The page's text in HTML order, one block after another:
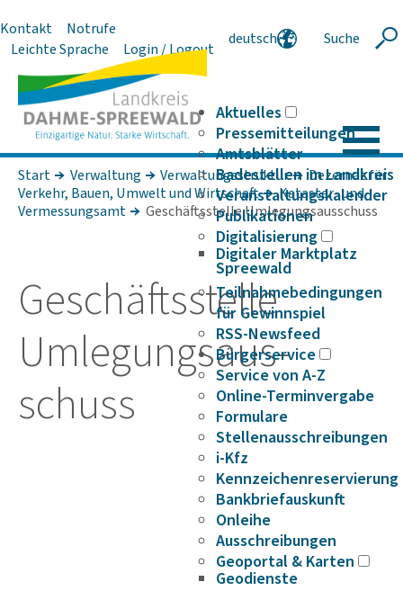
Kontakt
Notrufe
Leichte Sprache
Login / Logout
deutsch
Suche
Aktuelles
Pressemitteilungen
Amtsblätter
Badestellen im Landkreis
Veranstaltungskalender
Publikationen
Digitalisierung
Digitaler Marktplatz
Spreewald
Teilnahmebedingungen
für Gewinnspiel
RSS-Newsfeed
Bürgerservice
Service von A-Z
Online-Terminvergabe
Formulare
Stellenausschreibungen
i-Kfz
Kennzeichenreservierung
Bankbriefauskunft
Onleihe
Ausschreibungen
Geoportal & Karten
Geodienste
Start Verwaltung Verwaltungsstruktur
Dezernat für
Verkehr, Bauen, Umwelt und Wirt­schaft
Kataster- und
Vermessungsamt
Geschäftsstelle Umlegungsausschuss
Geschäfts­stelle
Umle­gungs­aus­
schuss